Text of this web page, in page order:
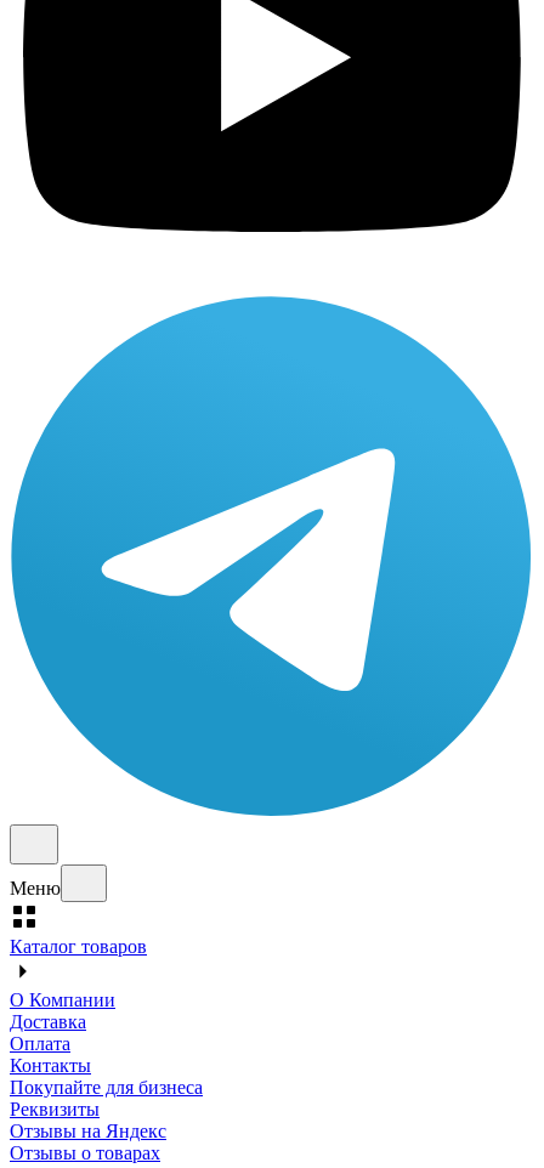
Меню
Каталог товаров
О Компании
Доставка
Оплата
Контакты
Покупайте для бизнеса
Реквизиты
Отзывы на Яндекс
Отзывы о товарах